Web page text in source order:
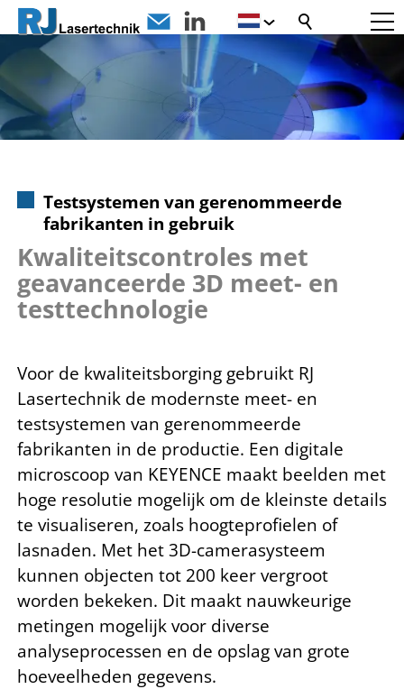
Testsystemen van gerenommeerde
fabrikanten in gebruik
Kwaliteitscontroles met
geavanceerde 3D meet- en
testtechnologie
Voor de kwaliteitsborging gebruikt RJ
Lasertechnik de modernste meet- en
testsystemen van gerenommeerde
fabrikanten in de productie. Een digitale
microscoop van KEYENCE maakt beelden met
hoge resolutie mogelijk om de kleinste details
te visualiseren, zoals hoogteprofielen of
lasnaden. Met het 3D-camerasysteem
kunnen objecten tot 200 keer vergroot
worden bekeken. Dit maakt nauwkeurige
metingen mogelijk voor diverse
analyseprocessen en de opslag van grote
hoeveelheden gegevens.